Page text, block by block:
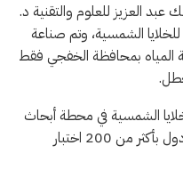
العزيز للعلوم والتقنية د.
الشمسية، وتم صناعة
المياه بمحافظة الخفجي فقط
الشمسية في محطة أبحاث
العيينة؛ خدم نحو 30 مصعناً من 10 دول بأكثر من 200 اختبار